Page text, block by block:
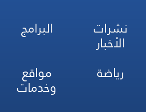
نشرات
الأخبار
البرامج
رياضة مواقع
وخدمات